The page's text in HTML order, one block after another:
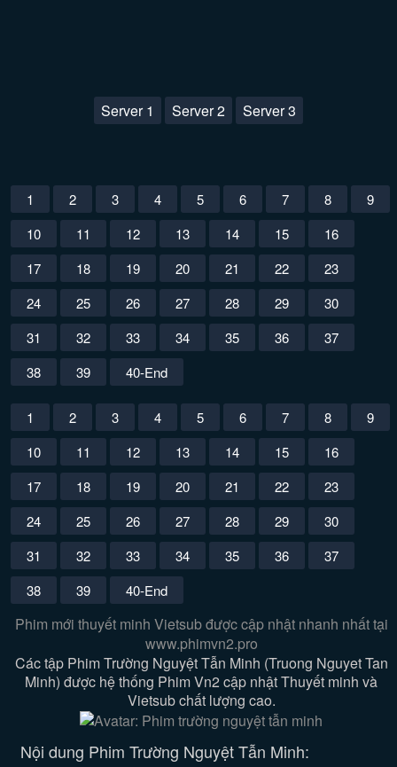
Server 1 Server 2 Server 3
1 2 3 4 5 6 7 8
9
10
11 12 13 14 15
16
17
18 19 20 21 22
23
24
25 26 27 28 29
30
31
32 33 34 35 36
37
38
39 40-End
1 2 3 4 5 6 7 8
9
10
11 12 13 14 15
16
17
18 19 20 21 22
23
24
25 26 27 28 29
30
31
32 33 34 35 36
37
38
39 40-End
Phim mới thuyết minh Vietsub được cập nhật nhanh nhất tại
www.phimvn2.pro
Các tập Phim Trường Nguyệt Tẫn Minh (Truong Nguyet Tan
Minh) được hệ thống Phim Vn2 cập nhật Thuyết minh và
Vietsub chất lượng cao.
Nội dung Phim Trường Nguyệt Tẫn Minh: